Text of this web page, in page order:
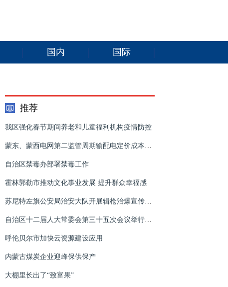
国内 国际
推荐
我区强化春节期间养老和儿童福利机构疫情防控
蒙东、蒙西电网第二监管周期输配电定价成本监审项目启动
自治区禁毒办部署禁毒工作
霍林郭勒市推动文化事业发展 提升群众幸福感
苏尼特左旗公安局治安大队开展辑枪治爆宣传活动
自治区十二届人大常委会第三十五次会议举行联组会议
呼伦贝尔市加快云资源建设应用
内蒙古煤炭企业迎峰保供保产
大棚里长出了“致富果”